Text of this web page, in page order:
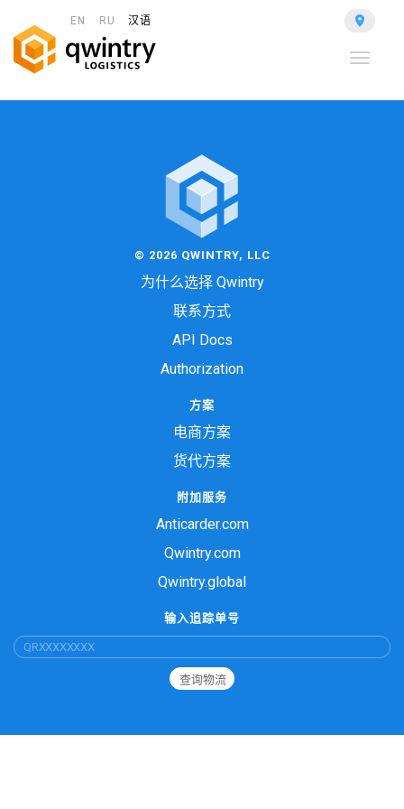
EN RU 汉语
Toggle
© 2026 QWINTRY, LLC
为什么选择 Qwintry
联系方式
API Docs
Authorization
方案
电商方案
货代方案
附加服务
Anticarder.com
Qwintry.com
Qwintry.global
输入追踪单号
查询物流